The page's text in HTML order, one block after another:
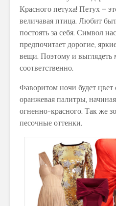
Красного петуха! Петух –
величавая птица. Любит
постоять за себя. Символ
предпочитает дорогие,
вещи. Поэтому и
соответственно.
Фаворитом ночи будет цвет
оранжевая палитры,
огненно-красного. Так же
песочные оттенки.